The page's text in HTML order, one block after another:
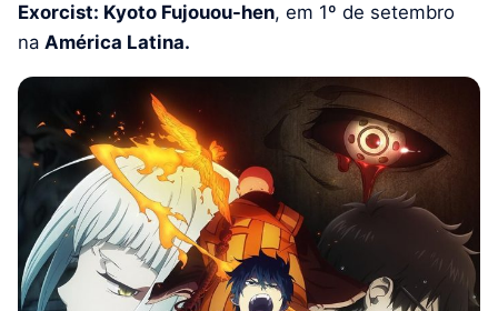
Exorcist: Kyoto Fujouou-hen, em 1º de setembro
na América Latina.